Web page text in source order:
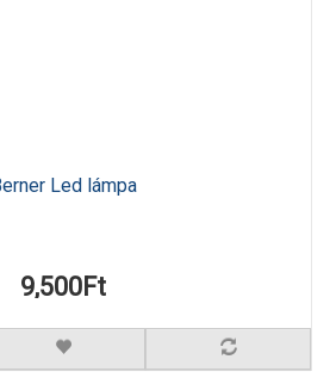
Led lámpa
9,500Ft